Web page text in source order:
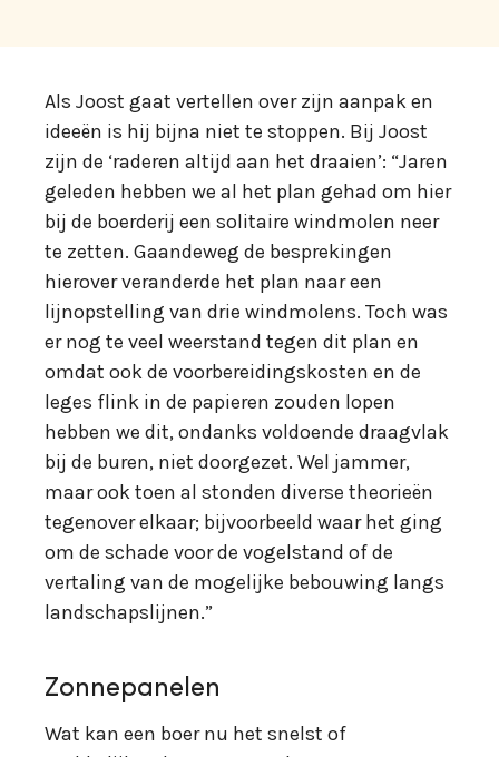
Als Joost gaat vertellen over zijn aanpak en
ideeën is hij bijna niet te stoppen. Bij Joost
zijn de ‘raderen altijd aan het draaien’: “Jaren
geleden hebben we al het plan gehad om hier
bij de boerderij een solitaire windmolen neer
te zetten. Gaandeweg de besprekingen
hierover veranderde het plan naar een
lijnopstelling van drie windmolens. Toch was
er nog te veel weerstand tegen dit plan en
omdat ook de voorbereidingskosten en de
leges flink in de papieren zouden lopen
hebben we dit, ondanks voldoende draagvlak
bij de buren, niet doorgezet. Wel jammer,
maar ook toen al stonden diverse theorieën
tegenover elkaar; bijvoorbeeld waar het ging
om de schade voor de vogelstand of de
vertaling van de mogelijke bebouwing langs
landschapslijnen.”
Zonnepanelen
Wat kan een boer nu het snelst of